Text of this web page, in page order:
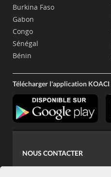
Burkina Faso
Gabon
Congo
Sénégal
Bénin
Télécharger l'application KOACI
NOUS CONTACTER